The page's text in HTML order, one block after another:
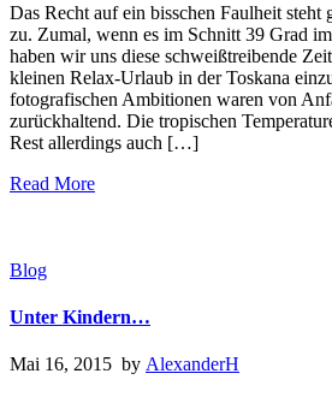
Das Recht auf ein bisschen Faulheit steht
zu. Zumal, wenn es im Schnitt 39 Grad
haben wir uns diese schweißtreibende
kleinen Relax-Urlaub in der Toskana
fotografischen Ambitionen waren von
zurückhaltend. Die tropischen
Rest allerdings auch […]
Read More
Blog
Unter Kindern…
Mai 16, 2015 by AlexanderH